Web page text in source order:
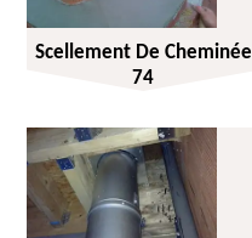
Scellement De Cheminée
74